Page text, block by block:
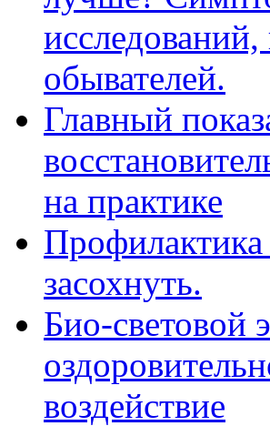
обывателей.
Главный
на практике
Профилактика
засохнуть.
Био-световой
воздействие